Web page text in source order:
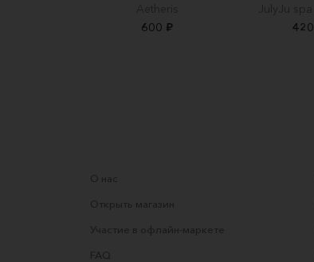
Aetheris
600 ₽
JulyJu
О нас
Открыть магазин
Участие в офлайн-маркете
FAQ